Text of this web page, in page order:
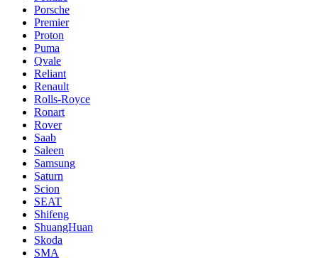
Porsche
Premier
Proton
Puma
Qvale
Reliant
Renault
Rolls-Royce
Ronart
Rover
Saab
Saleen
Samsung
Saturn
Scion
SEAT
Shifeng
ShuangHuan
Skoda
SMA